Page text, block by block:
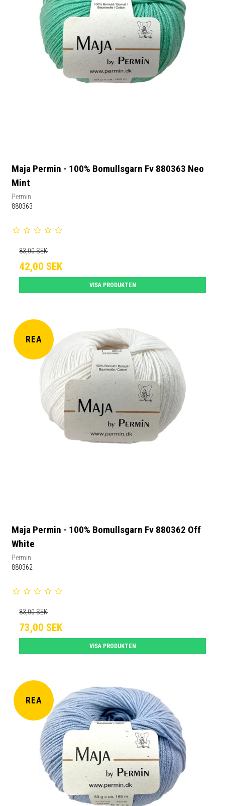
Maja Permin - 100% Bomullsgarn Fv 880363 Neo
Mint
Permin
880363
83,00 SEK
42,00 SEK
VISA PRODUKTEN
REA
Maja Permin - 100% Bomullsgarn Fv 880362 Off
White
Permin
880362
83,00 SEK
73,00 SEK
VISA PRODUKTEN
REA